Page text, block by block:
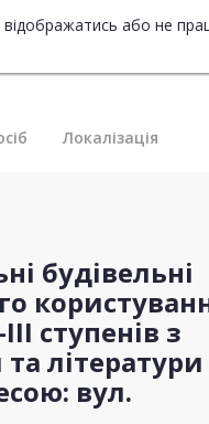
або не
Локалізація
будівельні
ступенів з
літератури
вул.